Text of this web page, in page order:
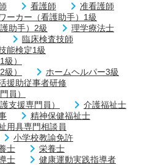
看護師
准看護師
ーカー（看護助手）1級
助手）2級
理学療法士
臨床検査技師
能検定1級
）
）
ホームヘルパー3級
援助従事者研修
員）
支援専門員）
介護福祉士
精神保健福祉士
用具専門相談員
小学校教諭免許
士
栄養士
士
健康運動実践指導者